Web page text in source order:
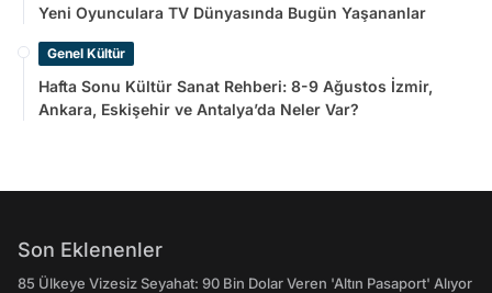
Yeni Oyunculara TV Dünyasında Bugün Yaşananlar
Genel Kültür
Hafta Sonu Kültür Sanat Rehberi: 8-9 Ağustos İzmir,
Ankara, Eskişehir ve Antalya’da Neler Var?
Son Eklenenler
85 Ülkeye Vizesiz Seyahat: 90 Bin Dolar Veren 'Altın Pasaport' Alıyor